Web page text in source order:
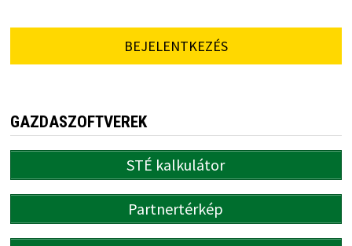
BEJELENTKEZÉS
GAZDASZOFTVEREK
STÉ kalkulátor
Partnertérkép